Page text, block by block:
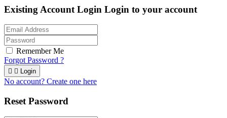
Existing Account Login Login to your account
Remember Me
Forgot Password ?
  Login
No account? Create one here
Reset Password